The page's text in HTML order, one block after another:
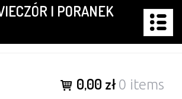
I PORANEK
0,00 zł0 items